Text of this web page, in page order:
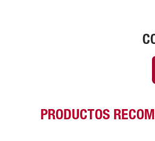
PRODUCTOS